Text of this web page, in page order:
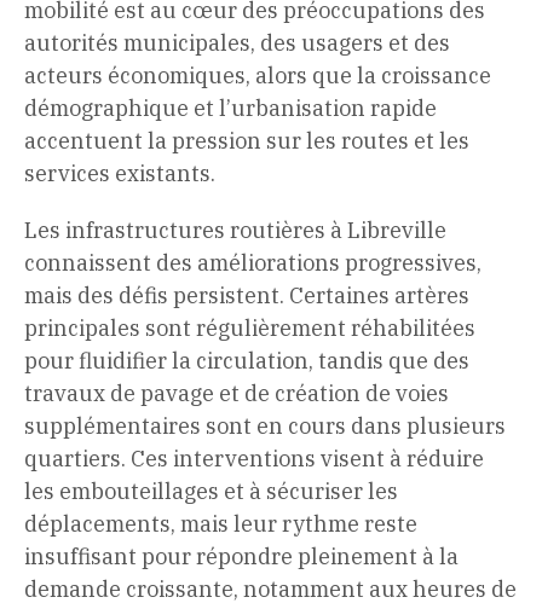
mobilité est au cœur des préoccupations des
autorités municipales, des usagers et des
acteurs économiques, alors que la croissance
démographique et l’urbanisation rapide
accentuent la pression sur les routes et les
services existants.
Les infrastructures routières à Libreville
connaissent des améliorations progressives,
mais des défis persistent. Certaines artères
principales sont régulièrement réhabilitées
pour fluidifier la circulation, tandis que des
travaux de pavage et de création de voies
supplémentaires sont en cours dans plusieurs
quartiers. Ces interventions visent à réduire
les embouteillages et à sécuriser les
déplacements, mais leur rythme reste
insuffisant pour répondre pleinement à la
demande croissante, notamment aux heures de